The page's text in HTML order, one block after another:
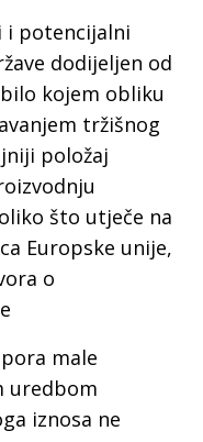
i potencijalni
dodijeljen od
kojem obliku
tržišnog
položaj
što utječe na
Europske unije,
o
male
uredbom
iznosa ne